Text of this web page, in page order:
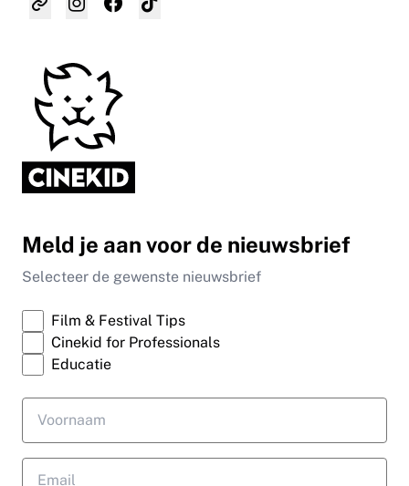
Meld je aan voor de nieuwsbrief
Selecteer de gewenste nieuwsbrief
Film & Festival Tips
Cinekid for Professionals
Educatie